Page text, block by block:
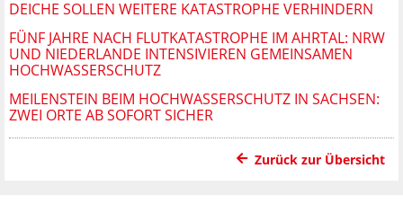
DEICHE SOLLEN WEITERE KATASTROPHE VERHINDERN
FÜNF JAHRE NACH FLUTKATASTROPHE IM AHRTAL: NRW
UND NIEDERLANDE INTENSIVIEREN GEMEINSAMEN
HOCHWASSERSCHUTZ
MEILENSTEIN BEIM HOCHWASSERSCHUTZ IN SACHSEN:
ZWEI ORTE AB SOFORT SICHER
Zurück zur Übersicht